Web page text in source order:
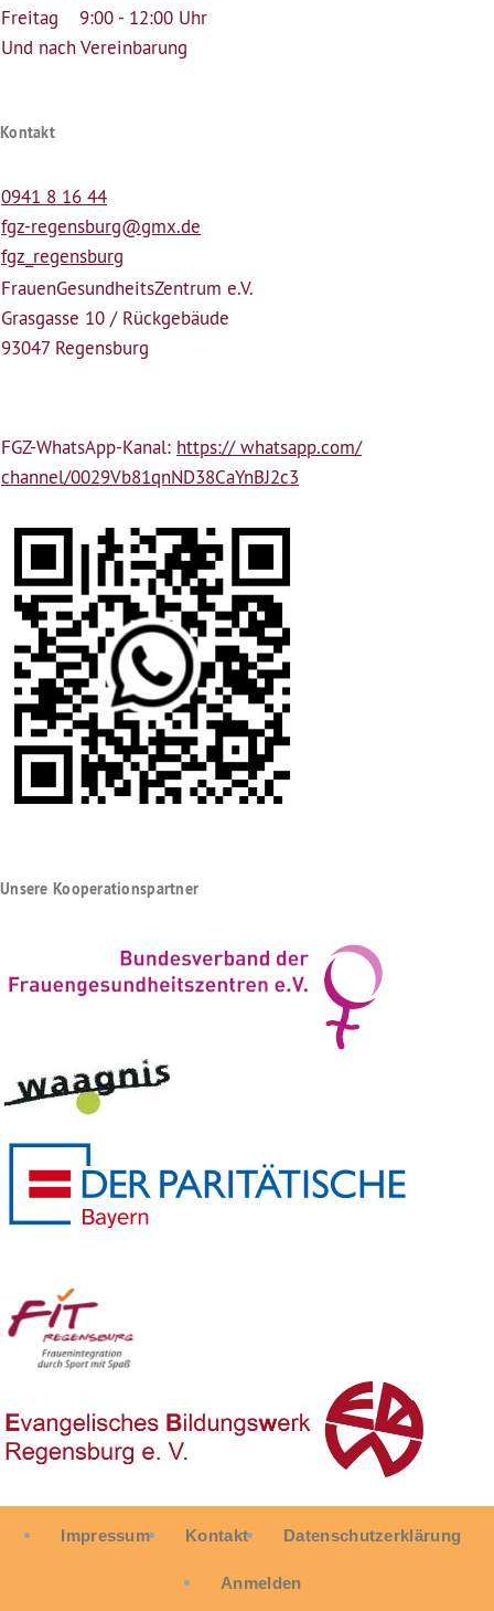
Freitag
9:00 - 12:00 Uhr
Und nach Vereinbarung
Kontakt
0941 8 16 44
fgz-regensburg@gmx.de
fgz_regensburg
Frauen­Gesundheits­Zentrum e.V.
Grasgasse 10 / Rückgebäude
93047 Regensburg
FGZ-WhatsApp-Kanal: https:// whatsapp.com/
channel/0029Vb81qnND38CaYnBJ2c3
Unsere Kooperationspartner
User
Impressum Kontakt Datenschutzerklärung
Anmelden